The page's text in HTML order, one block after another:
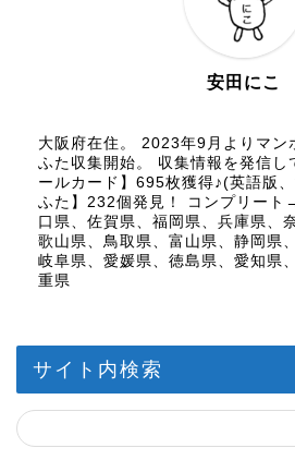
安田にこ
大阪府在住。 2023年9月よりマン
ふた収集開始。 収集情報を発信し
ールカード】695枚獲得♪(英語版
ふた】232個発見！ コンプリート
口県、佐賀県、福岡県、兵庫県、
歌山県、鳥取県、富山県、静岡県
岐阜県、愛媛県、徳島県、愛知県
重県
サイト内検索